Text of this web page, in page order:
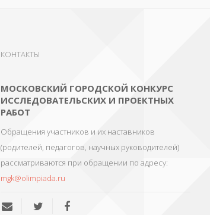
КОНТАКТЫ
МОСКОВСКИЙ ГОРОДСКОЙ КОНКУРС
ИССЛЕДОВАТЕЛЬСКИХ И ПРОЕКТНЫХ
РАБОТ
Обращения участников и их наставников
(родителей, педагогов, научных руководителей)
рассматриваются при обращении по адресу:
mgk@olimpiada.ru